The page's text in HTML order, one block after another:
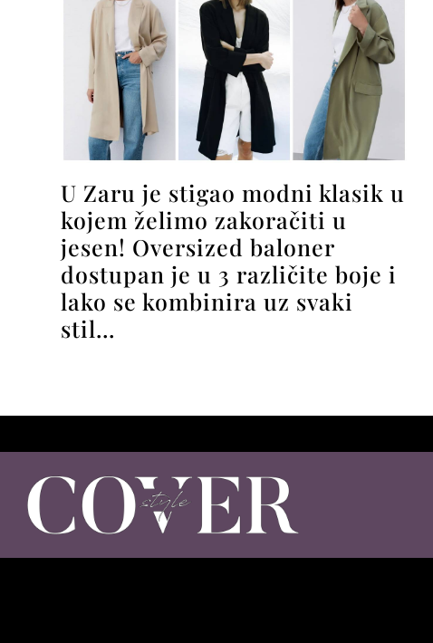
U Zaru je stigao modni klasik u
kojem želimo zakoračiti u
jesen! Oversized baloner
dostupan je u 3 različite boje i
lako se kombinira uz svaki
stil…